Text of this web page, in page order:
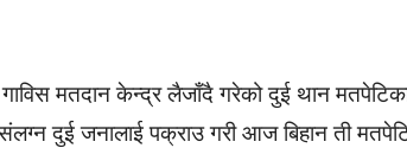
मतदान केन्द्र लैजाँदै गरेको दुई थान मतपेटिका
दुई जनालाई पक्राउ गरी आज बिहान ती